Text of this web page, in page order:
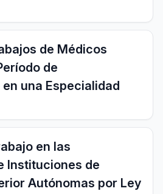
de Médicos
de
una Especialidad
en las
Instituciones de
Autónomas por Ley